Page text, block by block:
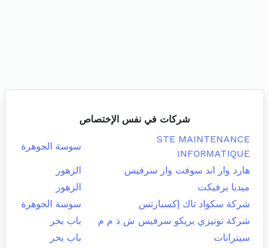
شركات في نفس الإختصاص
STE MAINTENANCE
INFORMATIQUE
سوسة الجوهرة
هارد وار اند سوفت وار سرفيس
الزهور
ميديا برفيكت
الزهور
شركة سكواد تاك إكسبارتس
سوسة الجوهرة
شركة تونيزي بريكو سرفيس ش ذ م م
باب بحر
سيترانات
باب بحر